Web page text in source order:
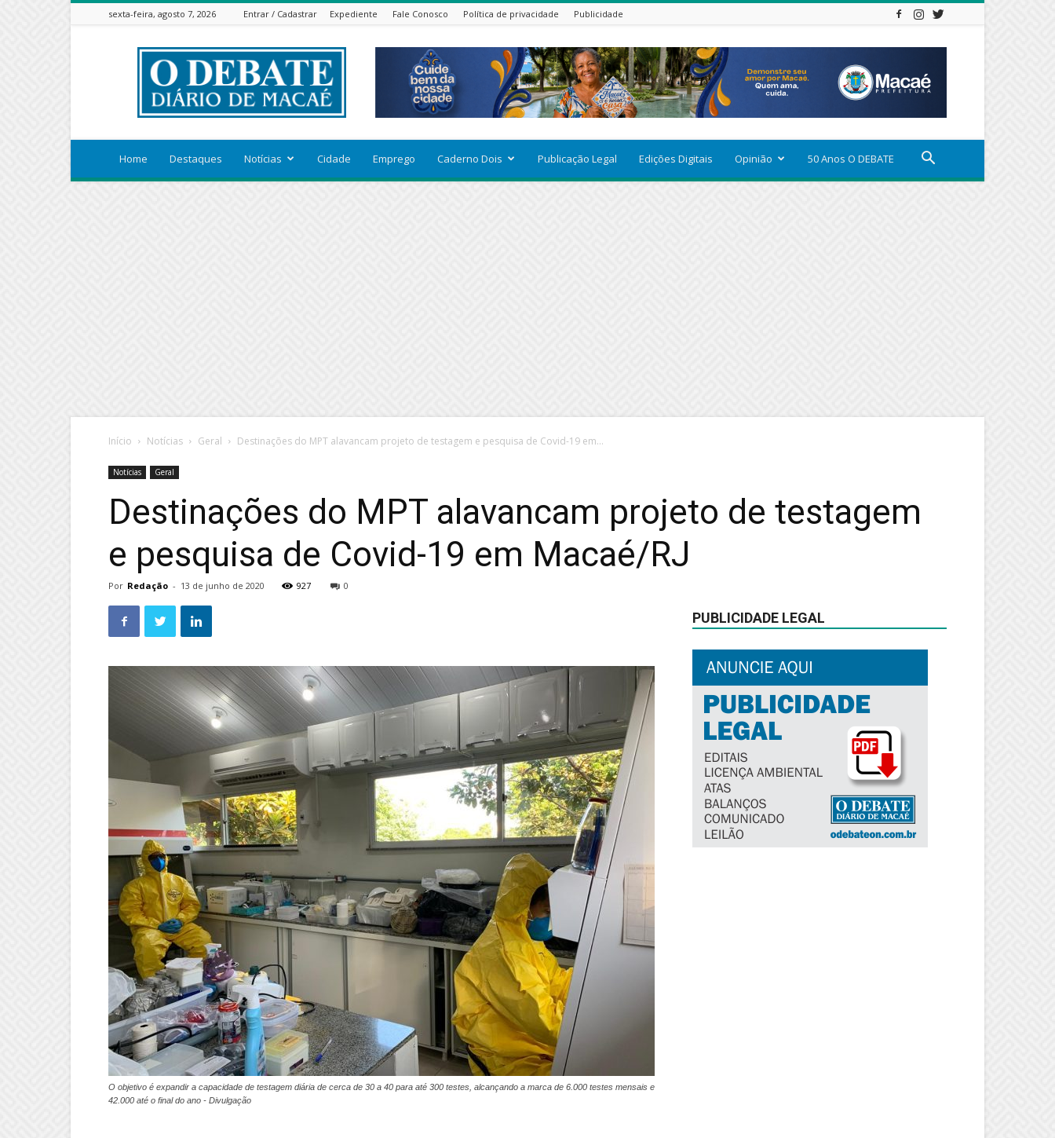
sexta-feira, agosto 7, 2026 Entrar / Cadastrar Expediente Fale Conosco Política de privacidade Publicidade
ODEBATEON
Home Destaques Notícias Cidade Emprego Caderno Dois Publicação Legal Edições Digitais Opinião 50 Anos O DEBATE
Início Notícias Geral Destinações do MPT alavancam projeto de testagem e pesquisa de Covid-19 em...
Notícias Geral
Destinações do MPT alavancam projeto de testagem
e pesquisa de Covid-19 em Macaé/RJ
Por Redação - 13 de junho de 2020 927 0
O objetivo é expandir a capacidade de testagem diária de cerca de 30 a 40 para até 300 testes, alcançando a marca de 6.000 testes mensais e
42.000 até o final do ano - Divulgação
PUBLICIDADE LEGAL